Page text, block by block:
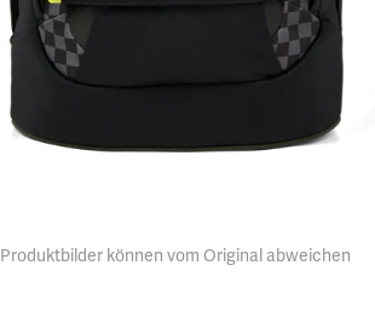
Produktbilder können vom Original abweichen